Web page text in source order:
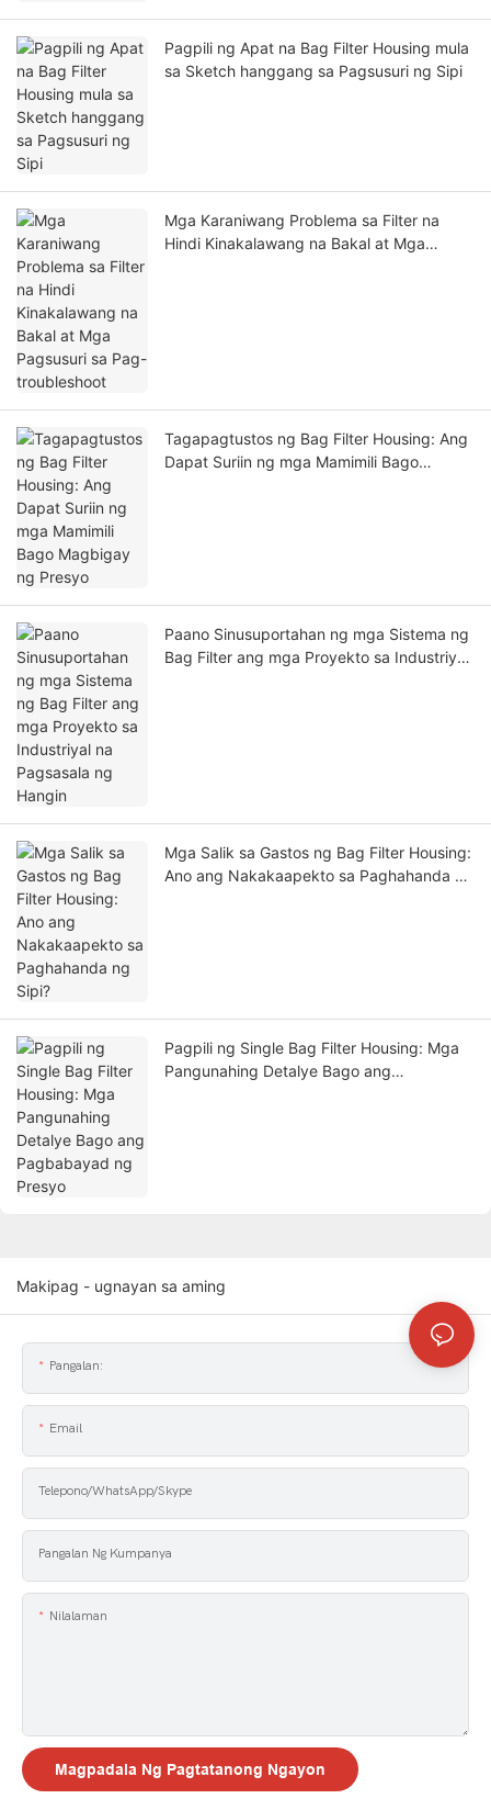
Pagpili ng Apat na Bag Filter Housing mula
sa Sketch hanggang sa Pagsusuri ng Sipi
Mga Karaniwang Problema sa Filter na
Hindi Kinakalawang na Bakal at Mga
Tagapagtustos ng Bag Filter Housing: Ang
Dapat Suriin ng mga Mamimili Bago
Paano Sinusuportahan ng mga Sistema ng
Bag Filter ang mga Proyekto sa Industriyal
Mga Salik sa Gastos ng Bag Filter Housing:
Ano ang Nakakaapekto sa Paghahanda ng
Pagpili ng Single Bag Filter Housing: Mga
Pangunahing Detalye Bago ang
Makipag - ugnayan sa aming
Pangalan:
Email
Telepono/WhatsApp/Skype
Pangalan Ng Kumpanya
Nilalaman
Magpadala Ng Pagtatanong Ngayon